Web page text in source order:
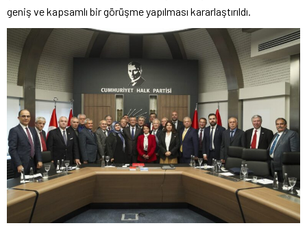
geniş ve kapsamlı bir görüşme yapılması kararlaştırıldı.